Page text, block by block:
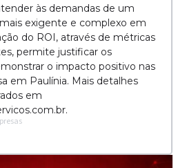
às demandas de um
exigente e complexo em
do ROI, através de métricas
permite justificar os
o impacto positivo nas
em Paulínia. Mais detalhes
em